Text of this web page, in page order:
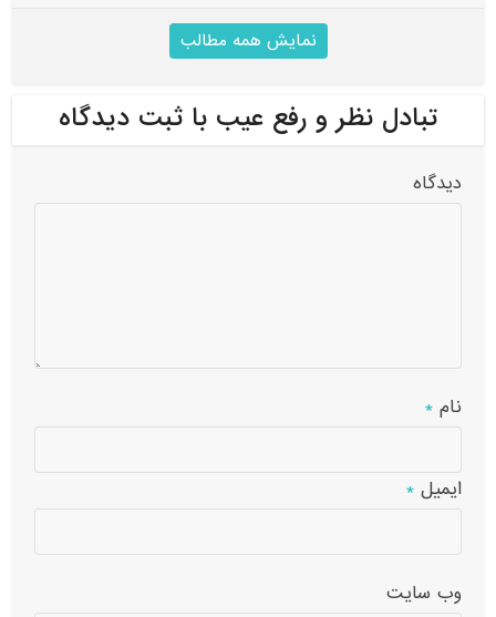
نمایش همه مطالب
تبادل نظر و رفع عیب با ثبت دیدگاه
دیدگاه
نام*
ایمیل*
وب‌ سایت